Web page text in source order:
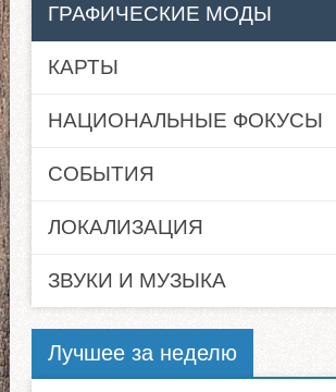
ГРАФИЧЕСКИЕ МОДЫ
КАРТЫ
НАЦИОНАЛЬНЫЕ ФОКУСЫ
СОБЫТИЯ
ЛОКАЛИЗАЦИЯ
ЗВУКИ И МУЗЫКА
Лучшее за неделю